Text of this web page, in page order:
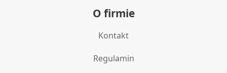
O firmie
Kontakt
Regulamin